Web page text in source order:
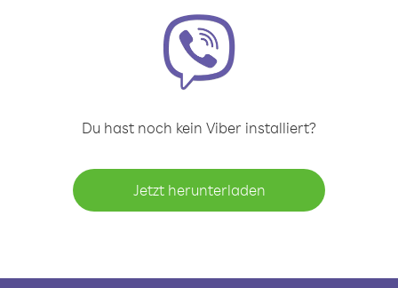
Du hast noch kein Viber installiert?
Jetzt herunterladen